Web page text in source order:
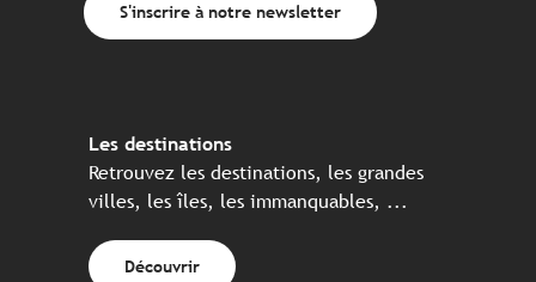
S'inscrire à notre newsletter
Les destinations
Retrouvez les destinations, les grandes
villes, les îles, les immanquables, ...
Découvrir